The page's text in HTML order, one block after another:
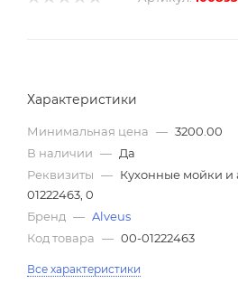
Характеристики
Минимальная цена — 3200.00
В наличии — Да
Реквизиты — Кухонные мойки и
01222463, 0
Бренд — Alveus
Код товара — 00-01222463
Все характеристики